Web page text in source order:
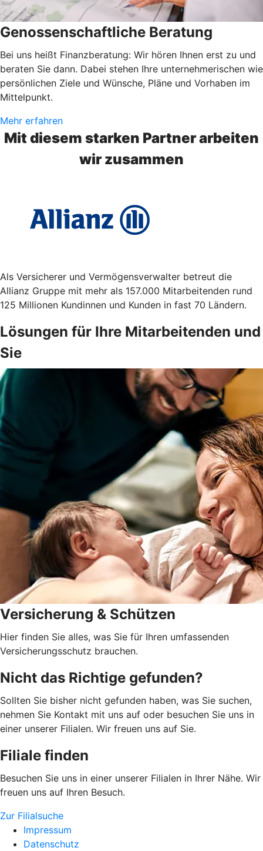
Genossenschaftliche Beratung
Bei uns heißt Finanzberatung: Wir hören Ihnen erst zu und
beraten Sie dann. Dabei stehen Ihre unternehmerischen wie
persönlichen Ziele und Wünsche, Pläne und Vorhaben im
Mittelpunkt.
Mehr erfahren
Mit diesem starken Partner arbeiten
wir zusammen
Als Versicherer und Vermögensverwalter betreut die
Allianz Gruppe mit mehr als 157.000 Mitarbeitenden rund
125 Millionen Kundinnen und Kunden in fast 70 Ländern.
Lösungen für Ihre Mitarbeitenden und
Sie
Versicherung & Schützen
Hier finden Sie alles, was Sie für Ihren umfassenden
Versicherungsschutz brauchen.
Nicht das Richtige gefunden?
Sollten Sie bisher nicht gefunden haben, was Sie suchen,
nehmen Sie Kontakt mit uns auf oder besuchen Sie uns in
einer unserer Filialen. Wir freuen uns auf Sie.
Filiale finden
Besuchen Sie uns in einer unserer Filialen in Ihrer Nähe. Wir
freuen uns auf Ihren Besuch.
Zur Filialsuche
Impressum
Datenschutz